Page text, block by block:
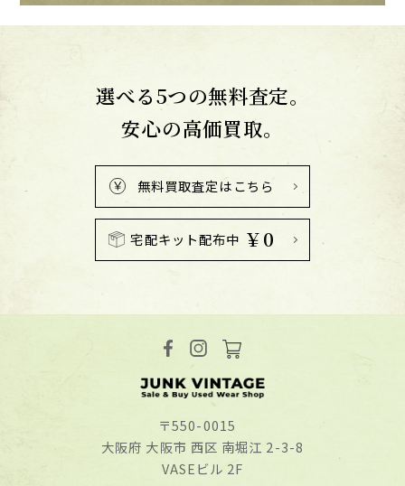
選べる5つの無料査定。
安心の高価買取。
無料買取査定はこちら
宅配キット配布中 ￥0
〒550-0015
⼤阪府 ⼤阪市 ⻄区 南堀江 2-3-8
VASEビル 2F